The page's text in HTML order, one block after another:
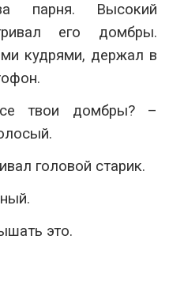
парня. Высокий
его домбры.
кудрями, держал в
твои домбры? –
головой старик.
это.